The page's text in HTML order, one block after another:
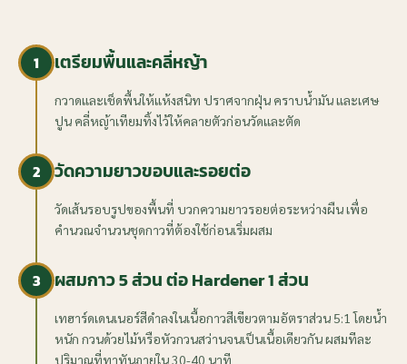
1 เตรียมพื้นและคลี่หญ้า
กวาดและเช็ดพื้นให้แห้งสนิท ปราศจากฝุ่น คราบน้ำมัน และเศษ
ปูน คลี่หญ้าเทียมทิ้งไว้ให้คลายตัวก่อนวัดและตัด
2 วัดความยาวขอบและรอยต่อ
วัดเส้นรอบรูปของพื้นที่ บวกความยาวรอยต่อระหว่างผืน เพื่อ
คำนวณจำนวนชุดกาวที่ต้องใช้ก่อนเริ่มผสม
3 ผสมกาว 5 ส่วน ต่อ Hardener 1 ส่วน
เทฮาร์ดเดนเนอร์สีดำลงในเนื้อกาวสีเขียวตามอัตราส่วน 5:1 โดยน้ำ
หนัก กวนด้วยไม้หรือหัวกวนสว่านจนเป็นเนื้อเดียวกัน ผสมทีละ
ปริมาณที่ทาทันภายใน 30-40 นาที